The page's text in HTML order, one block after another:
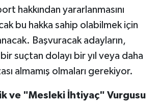
hakkından yararlanmasını
bu hakka sahip olabilmek için
Başvuracak adayların,
suçtan dolayı bir yıl veya daha
almamış olmaları gerekiyor.
ve "Mesleki İhtiyaç" Vurgusu